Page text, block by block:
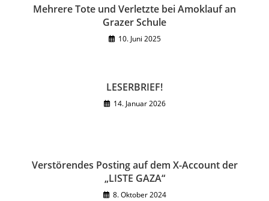
Mehrere Tote und Verletzte bei Amoklauf an
Grazer Schule
10. Juni 2025
LESERBRIEF!
14. Januar 2026
Verstörendes Posting auf dem X-Account der
„LISTE GAZA“
8. Oktober 2024